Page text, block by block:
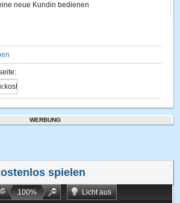
neue Kundin bedienen
WERBUNG
spielen
100%
Licht aus